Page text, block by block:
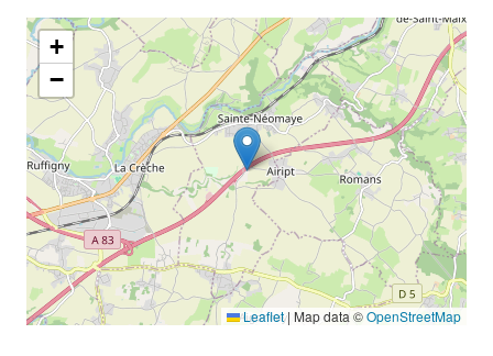
+
−
Leaflet | Map data ©OpenStreetMap